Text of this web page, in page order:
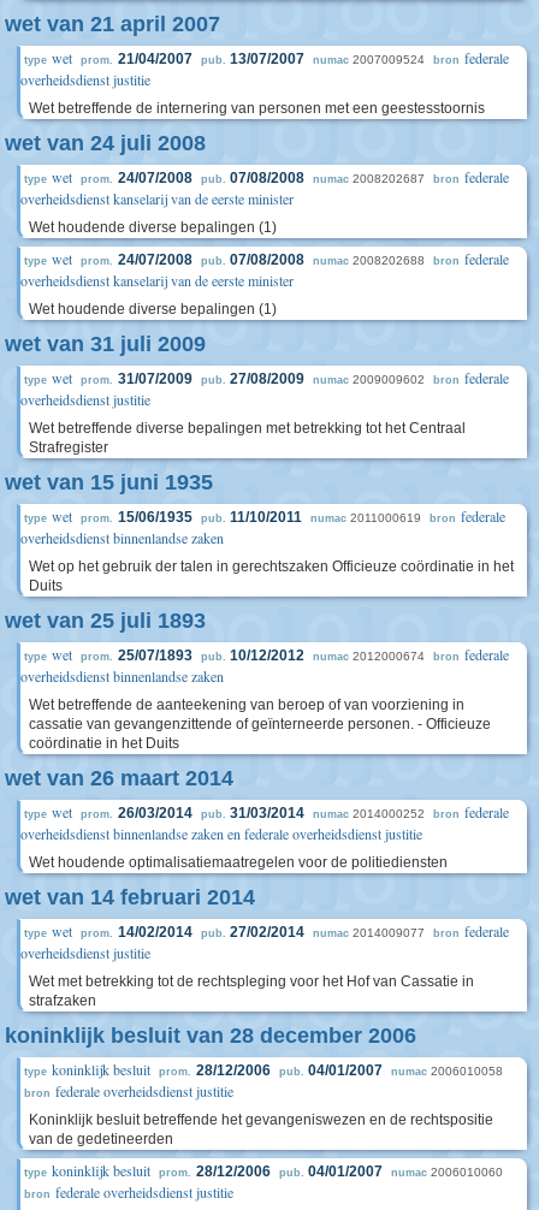
wet van 21 april 2007
type wet prom. 21/04/2007 pub. 13/07/2007 numac 2007009524 bron federale
overheidsdienst justitie
Wet betreffende de internering van personen met een geestesstoornis
wet van 24 juli 2008
type wet prom. 24/07/2008 pub. 07/08/2008 numac 2008202687 bron federale
overheidsdienst kanselarij van de eerste minister
Wet houdende diverse bepalingen (1)
type wet prom. 24/07/2008 pub. 07/08/2008 numac 2008202688 bron federale
overheidsdienst kanselarij van de eerste minister
Wet houdende diverse bepalingen (1)
wet van 31 juli 2009
type wet prom. 31/07/2009 pub. 27/08/2009 numac 2009009602 bron federale
overheidsdienst justitie
Wet betreffende diverse bepalingen met betrekking tot het Centraal
Strafregister
wet van 15 juni 1935
type wet prom. 15/06/1935 pub. 11/10/2011 numac 2011000619 bron federale
overheidsdienst binnenlandse zaken
Wet op het gebruik der talen in gerechtszaken Officieuze coördinatie in het
Duits
wet van 25 juli 1893
type wet prom. 25/07/1893 pub. 10/12/2012 numac 2012000674 bron federale
overheidsdienst binnenlandse zaken
Wet betreffende de aanteekening van beroep of van voorziening in
cassatie van gevangenzittende of geïnterneerde personen. - Officieuze
coördinatie in het Duits
wet van 26 maart 2014
type wet prom. 26/03/2014 pub. 31/03/2014 numac 2014000252 bron federale
overheidsdienst binnenlandse zaken en federale overheidsdienst justitie
Wet houdende optimalisatiemaatregelen voor de politiediensten
wet van 14 februari 2014
type wet prom. 14/02/2014 pub. 27/02/2014 numac 2014009077 bron federale
overheidsdienst justitie
Wet met betrekking tot de rechtspleging voor het Hof van Cassatie in
strafzaken
koninklijk besluit van 28 december 2006
type koninklijk besluit prom. 28/12/2006 pub. 04/01/2007 numac 2006010058
bron federale overheidsdienst justitie
Koninklijk besluit betreffende het gevangeniswezen en de rechtspositie
van de gedetineerden
type koninklijk besluit prom. 28/12/2006 pub. 04/01/2007 numac 2006010060
bron federale overheidsdienst justitie